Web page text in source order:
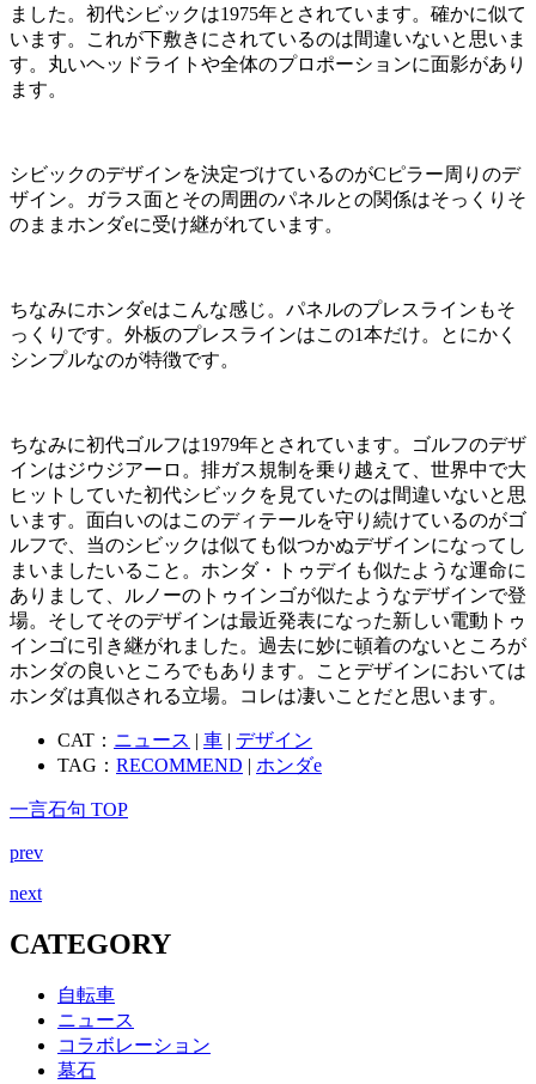
ました。初代シビックは1975年とされています。確かに似て
います。これが下敷きにされているのは間違いないと思いま
す。丸いヘッドライトや全体のプロポーションに面影があり
ます。
シビックのデザインを決定づけているのがCピラー周りのデ
ザイン。ガラス面とその周囲のパネルとの関係はそっくりそ
のままホンダeに受け継がれています。
ちなみにホンダeはこんな感じ。パネルのプレスラインもそ
っくりです。外板のプレスラインはこの1本だけ。とにかく
シンプルなのが特徴です。
ちなみに初代ゴルフは1979年とされています。ゴルフのデザ
インはジウジアーロ。排ガス規制を乗り越えて、世界中で大
ヒットしていた初代シビックを見ていたのは間違いないと思
います。面白いのはこのディテールを守り続けているのがゴ
ルフで、当のシビックは似ても似つかぬデザインになってし
まいましたいること。ホンダ・トゥデイも似たような運命に
ありまして、ルノーのトゥインゴが似たようなデザインで登
場。そしてそのデザインは最近発表になった新しい電動トゥ
インゴに引き継がれました。過去に妙に頓着のないところが
ホンダの良いところでもあります。ことデザインにおいては
ホンダは真似される立場。コレは凄いことだと思います。
CAT： ニュース | 車 | デザイン
TAG： RECOMMEND | ホンダe
一言石句 TOP
prev
next
CATEGORY
自転車
ニュース
コラボレーション
墓石